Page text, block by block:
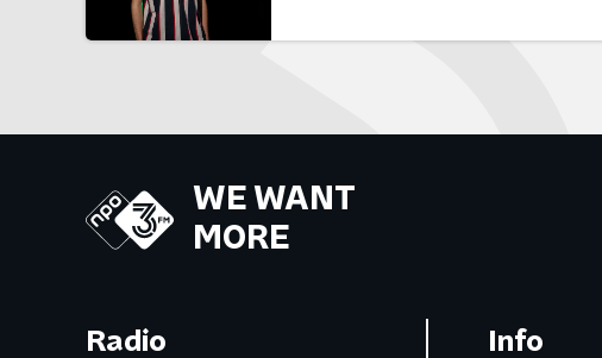
WE WANT
MORE
Radio Info